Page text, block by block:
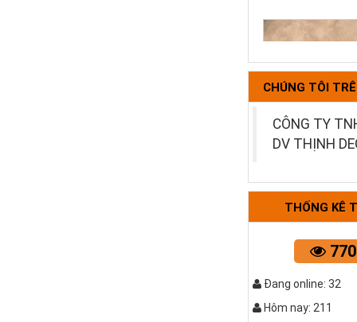
Bàn bệt
CHÚNG TÔI
CÔNG TY
DV THỊNH
THỐNG KÊ
Đang online: 32
Hôm nay: 211